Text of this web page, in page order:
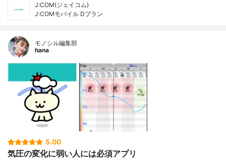
J:COM(ジェイコム)
J:COMモバイル Dプラン
モノシル編集部
hana
5.00
気圧の変化に弱い人には必須アプリ